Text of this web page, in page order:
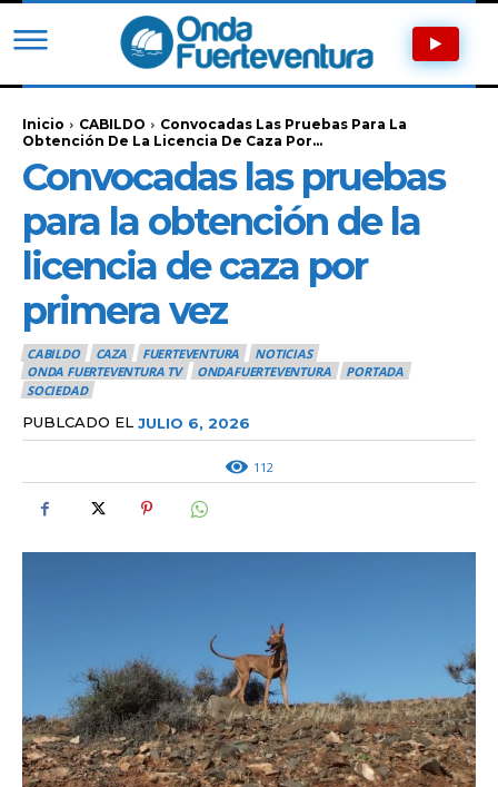
Inicio CABILDO
Convocadas Las Pruebas Para La
Obtención De La Licencia De Caza Por...
Convocadas las pruebas
para la obtención de la
licencia de caza por
primera vez
CABILDO CAZA FUERTEVENTURA
NOTICIAS
ONDA FUERTEVENTURA TV
ONDAFUERTEVENTURA
PORTADA
SOCIEDAD
PUBLCADO EL JULIO 6, 2026
112